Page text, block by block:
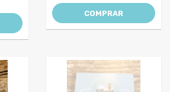
COMPRAR